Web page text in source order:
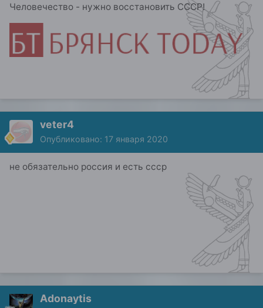
Человечество - нужно восстановить СССР!
veter4
Опубликовано: 17 января 2020
не обязательно россия и есть ссср
Adonaytis